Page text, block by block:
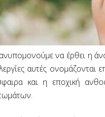
να έρθει η
αυτές
και η εποχική